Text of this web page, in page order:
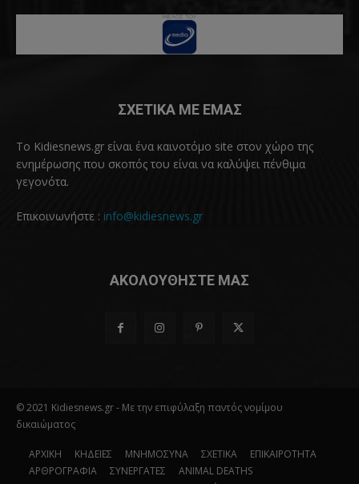
ΣΧΕΤΙΚΑ ΜΕ ΕΜΑΣ
Το Kidiesnews.gr είναι ένα καινοτόμο site στον χώρο της
ενημέρωσης που σκοπός του είναι να καλύψει πένθιμα
γεγονότα.
Επικοινωνήστε : info@kidiesnews.gr
ΑΚΟΛΟΥΘΗΣΤΕ ΜΑΣ
© 2021 Kidiesnews.gr - Με την επιφύλαξη παντός νομίμου
δικαιώματος
ΑΡΧΙΚΗ ΚΗΔΕΙΕΣ ΜΝΗΜΟΣΥΝΑ ΣΧΕΤΙΚΑ
ΕΠΙΚΑΙΡΟΤΗΤΑ
ΑΡΘΡΟΓΡΑΦΙΑ
ΣΥΝΕΡΓΑΤΕΣ
ANIMAL DEATHS